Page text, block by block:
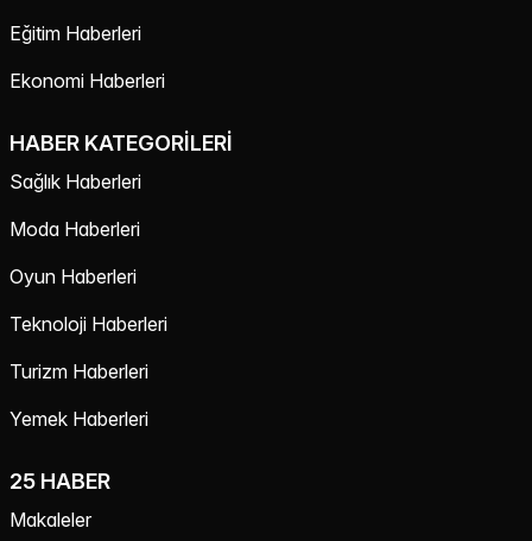
Eğitim Haberleri
Ekonomi Haberleri
HABER KATEGORILERI
Sağlık Haberleri
Moda Haberleri
Oyun Haberleri
Teknoloji Haberleri
Turizm Haberleri
Yemek Haberleri
25 HABER
Makaleler